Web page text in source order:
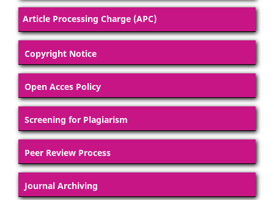
Article Processing Charge (APC)
Copyright Notice
Open Acces Policy
Screening for Plagiarism
Peer Review Process
Journal Archiving